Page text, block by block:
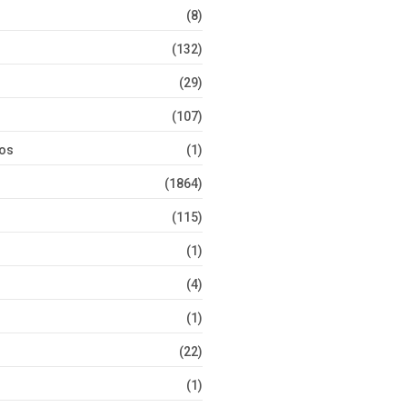
(8)
(132)
(29)
(107)
(1)
(1864)
(115)
(1)
(4)
(1)
(22)
(1)